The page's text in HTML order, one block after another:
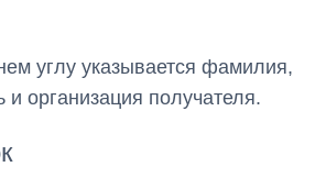
углу указывается фамилия,
организация получателя.